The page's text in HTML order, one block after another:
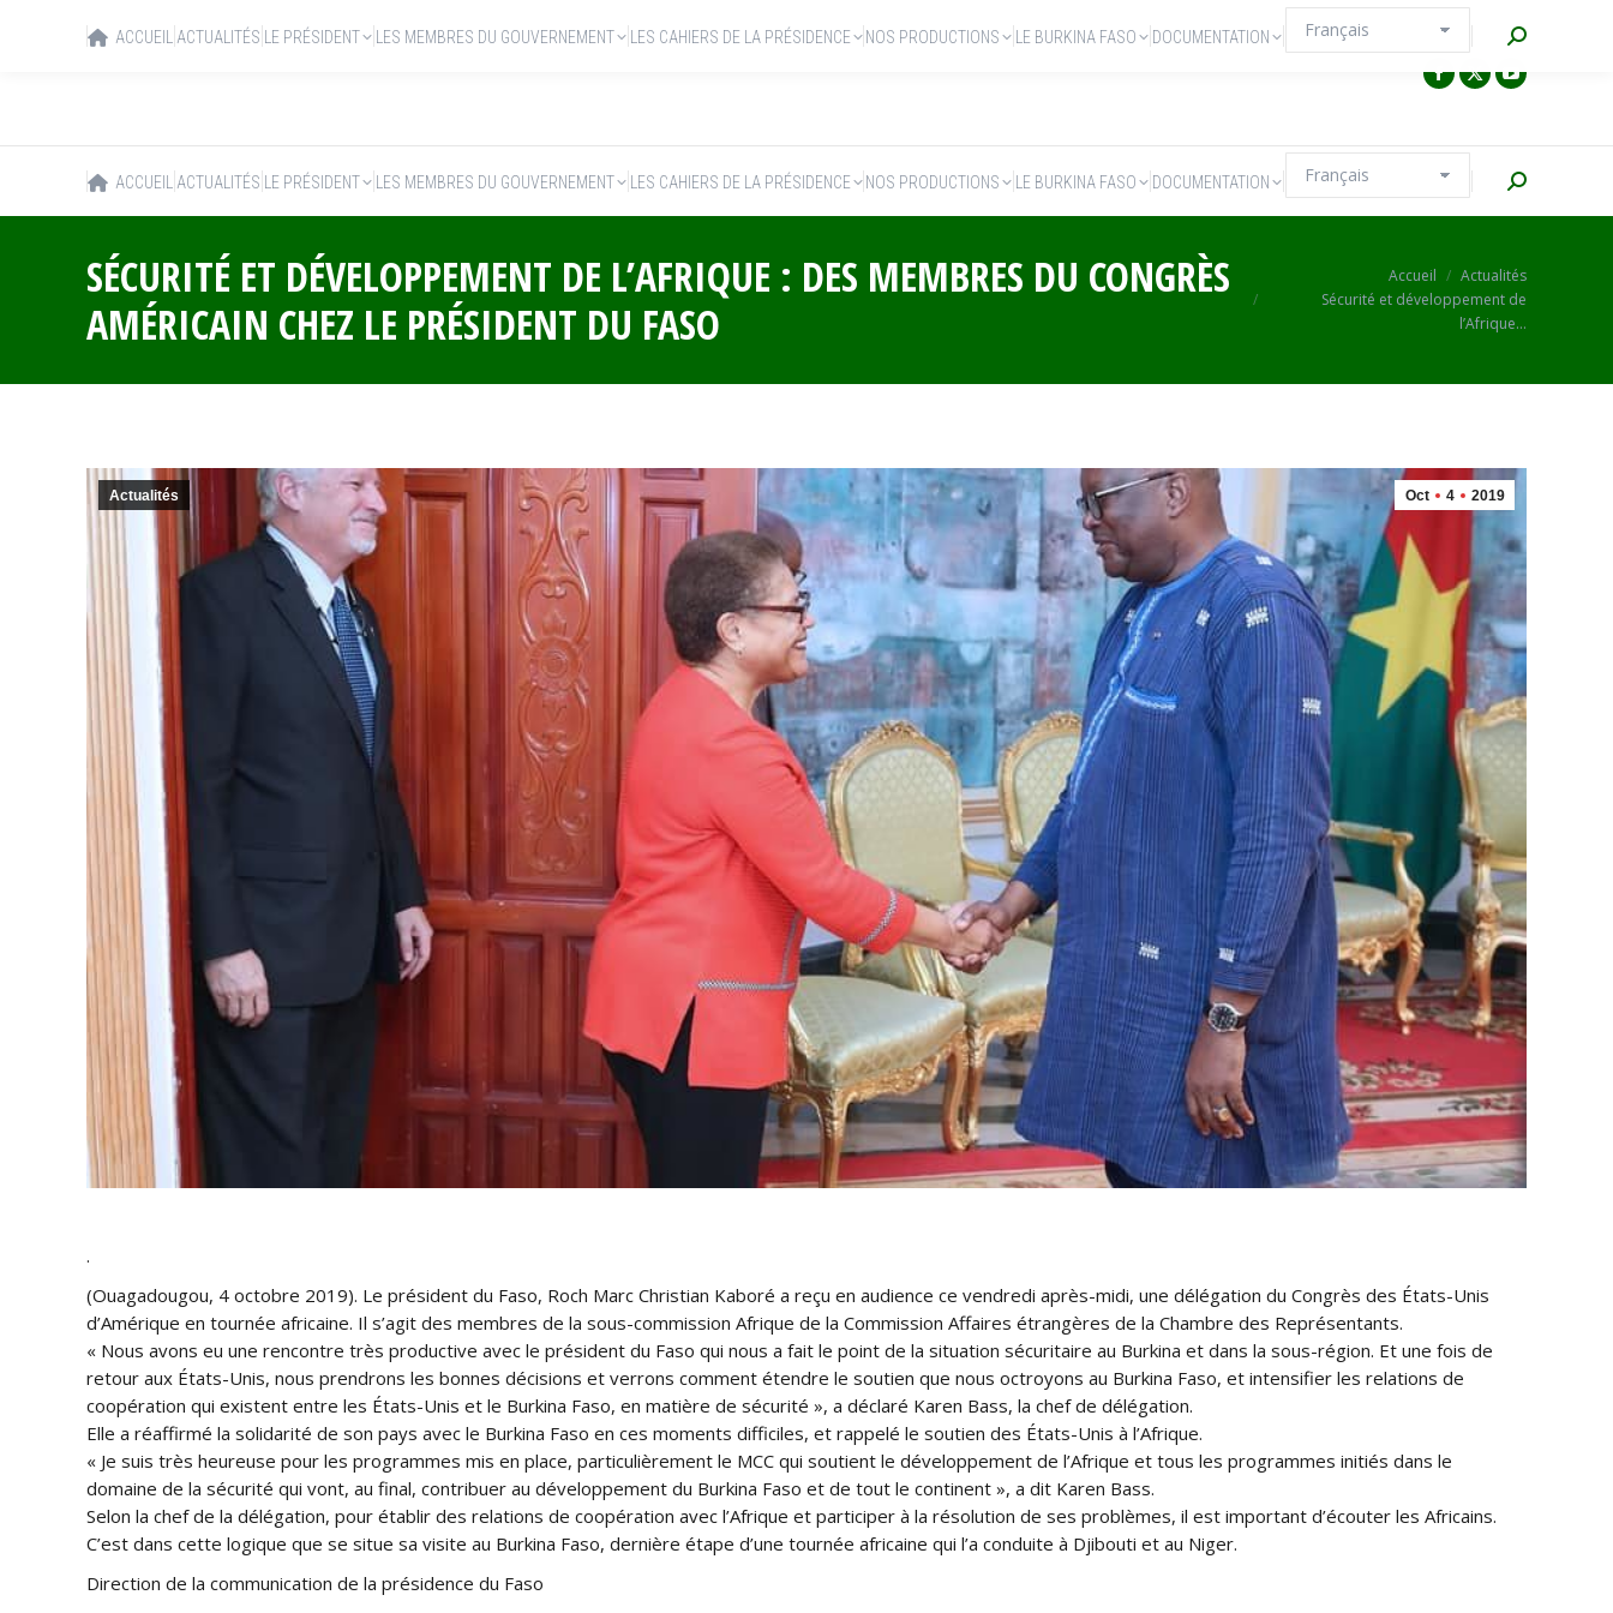
ACCUEIL ACTUALITÉS LE PRÉSIDENT LES MEMBRES DU GOUVERNEMENT LES CAHIERS DE LA PRÉSIDENCE NOS PRODUCTIONS LE BURKINA FASO DOCUMENTATION Recherche
SÉCURITÉ ET DÉVELOPPEMENT DE L’AFRIQUE : DES MEMBRES DU CONGRÈS
AMÉRICAIN CHEZ LE PRÉSIDENT DU FASO
Accueil
Actualités
Sécurité et développement de
l’Afrique…
Oct 4 2019
Actualités
.
(Ouagadougou, 4 octobre 2019). Le président du Faso, Roch Marc Christian Kaboré a reçu en audience ce vendredi après-midi, une délégation du Congrès des États-Unis
d’Amérique en tournée africaine. Il s’agit des membres de la sous-commission Afrique de la Commission Affaires étrangères de la Chambre des Représentants.
« Nous avons eu une rencontre très productive avec le président du Faso qui nous a fait le point de la situation sécuritaire au Burkina et dans la sous-région. Et une fois de
retour aux États-Unis, nous prendrons les bonnes décisions et verrons comment étendre le soutien que nous octroyons au Burkina Faso, et intensifier les relations de
coopération qui existent entre les États-Unis et le Burkina Faso, en matière de sécurité », a déclaré Karen Bass, la chef de délégation.
Elle a réaffirmé la solidarité de son pays avec le Burkina Faso en ces moments difficiles, et rappelé le soutien des États-Unis à l’Afrique.
« Je suis très heureuse pour les programmes mis en place, particulièrement le MCC qui soutient le développement de l’Afrique et tous les programmes initiés dans le
domaine de la sécurité qui vont, au final, contribuer au développement du Burkina Faso et de tout le continent », a dit Karen Bass.
Selon la chef de la délégation, pour établir des relations de coopération avec l’Afrique et participer à la résolution de ses problèmes, il est important d’écouter les Africains.
C’est dans cette logique que se situe sa visite au Burkina Faso, dernière étape d’une tournée africaine qui l’a conduite à Djibouti et au Niger.
Direction de la communication de la présidence du Faso
ACCUEIL ACTUALITÉS LE PRÉSIDENT LES MEMBRES DU GOUVERNEMENT LES CAHIERS DE LA PRÉSIDENCE NOS PRODUCTIONS LE BURKINA FASO DOCUMENTATION Recherche